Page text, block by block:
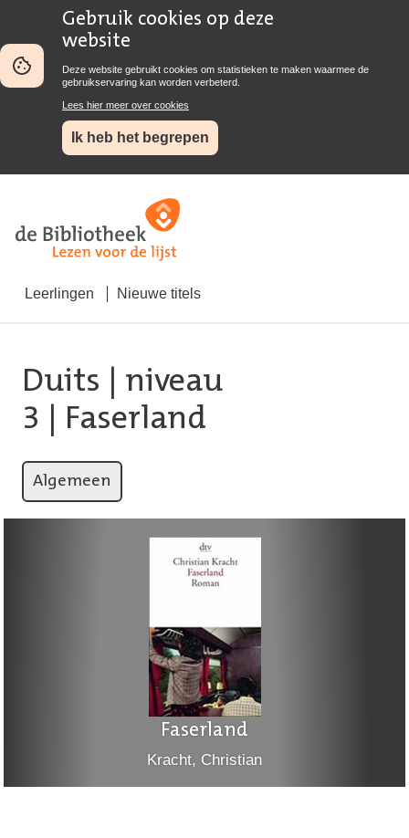
Gebruik cookies op deze
website
Deze website gebruikt cookies om statistieken te maken waarmee de
gebruikservaring kan worden verbeterd.
Lees hier meer over cookies
Ik heb het begrepen
Leerlingen Nieuwe titels
Duits
niveau
3 | Faserland
Algemeen
Faserland
Kracht, Christian